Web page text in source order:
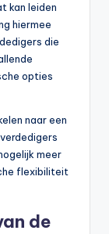
kan leiden
hiermee
die
opties
naar een
meer
flexibiliteit
de